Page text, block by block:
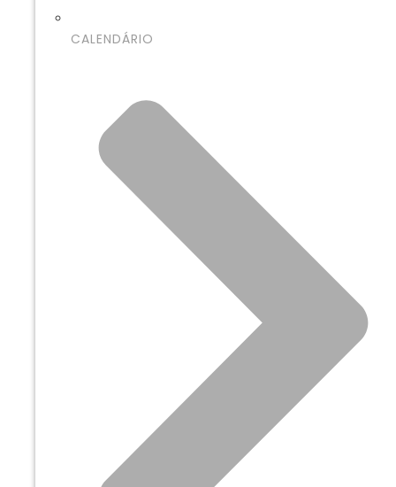
CALENDÁRIO